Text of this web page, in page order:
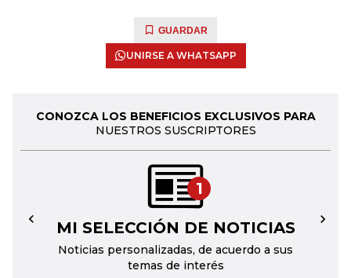
GUARDAR
UNIRSE A WHATSAPP
CONOZCA LOS BENEFICIOS EXCLUSIVOS PARA
NUESTROS SUSCRIPTORES
1
MI SELECCIÓN DE NOTICIAS
Noticias personalizadas, de acuerdo a sus
temas de interés
← →